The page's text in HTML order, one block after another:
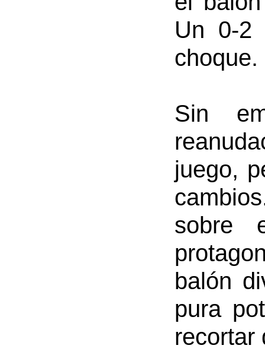
Un 0-2
choque.
Sin
juego,
sobre
balón
pura
recortar